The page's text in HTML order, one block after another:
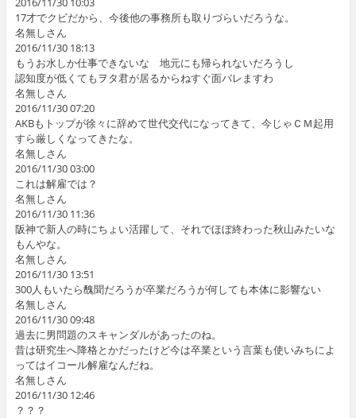
17才でクビだから、今後他の事務所も取りづらいだろうな。
名無しさん
2016/11/30 18:13
もうお水しか仕事できないな 地元にも帰られないだろうし
認知度が低くてもヲタ君が居るからねすぐ面バレますわ
名無しさん
2016/11/30 07:20
AKBもトップが徐々に辞めて世代交代になってきて、今じゃＣＭ起用
すら厳しくなってきたな。
名無しさん
2016/11/30 03:00
これは解雇では？
名無しさん
2016/11/30 11:36
阪神で新人の時にちょい活躍して、それでほぼ終わった秋山みたいな
もんやな。
名無しさん
2016/11/30 13:51
300人もいたら醜聞だろうが卒業だろうが何しても本体に影響ない
名無しさん
2016/11/30 09:48
過去に男問題のスキャンダルがあったのね。
昔は研究生へ降格とかだったけど今は卒業という言葉も使いみちによ
ってはイコール解雇なんだね。
名無しさん
2016/11/30 12:46
？？？